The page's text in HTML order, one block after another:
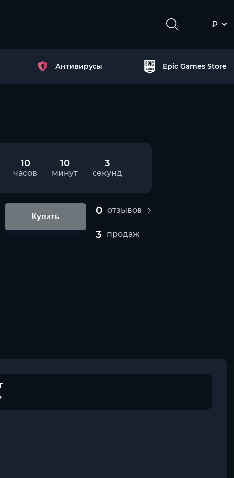
₽
Антивирусы Epic Games Store
10
часов
10
минут
3
секунд
Купить
0 отзывов
3 продаж